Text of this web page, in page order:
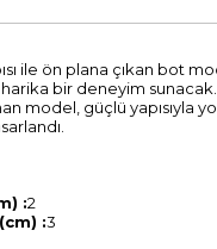
ile ön plana çıkan bot
bir deneyim sunacak. .
model, güçlü yapısıyla
:2
:3